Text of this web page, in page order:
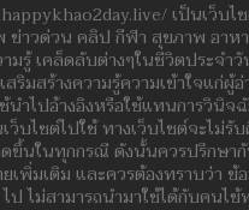
เป็นเว็บไ
ข่าวด่วน คลิป กีฬา สุขภาพ อาห
ามรู้ เคล็ดลับต่างๆในชีวิตประจำ
สริมสร้างความรู้ความเข้าใจแก่ผู้
นำไปอ้างอิงหรือใช้แทนการวินิ
ว็บไซต์ไปใช้ ทางเว็บไซต์จะไม่รั
ดขึ้นในทุกกรณี ดังนั้นควรปรึกษา
เพิ่มเติม และควรต้องทราบว่า ข้
ป ไม่สามารถนำมาใช้ได้กับคนไ